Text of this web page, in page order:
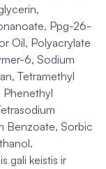
Ppg-26-
Oil, Polyacrylate
6, Sodium
Tetramethyl
Benzoate, Sorbic
gali keistis ir